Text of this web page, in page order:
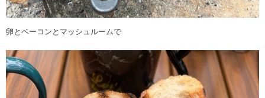
卵とベーコンとマッシュルームで